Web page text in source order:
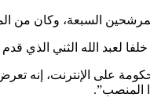
السبعة، وكان من
استقالته في 13 أبريل الجاري، قائلا
على الإنترنت، إنه
المنصب”.